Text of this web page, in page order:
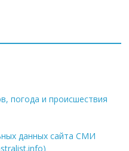
погода и происшествия
данных сайта СМИ